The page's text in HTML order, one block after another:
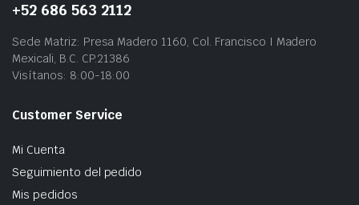
+52 686 563 2112
Sede Matriz: Presa Madero 1160, Col. Francisco I Madero
Mexicali, B.C. CP.21386
Visítanos: 8:00-18:00
Customer Service
Mi Cuenta
Seguimiento del pedido
Mis pedidos